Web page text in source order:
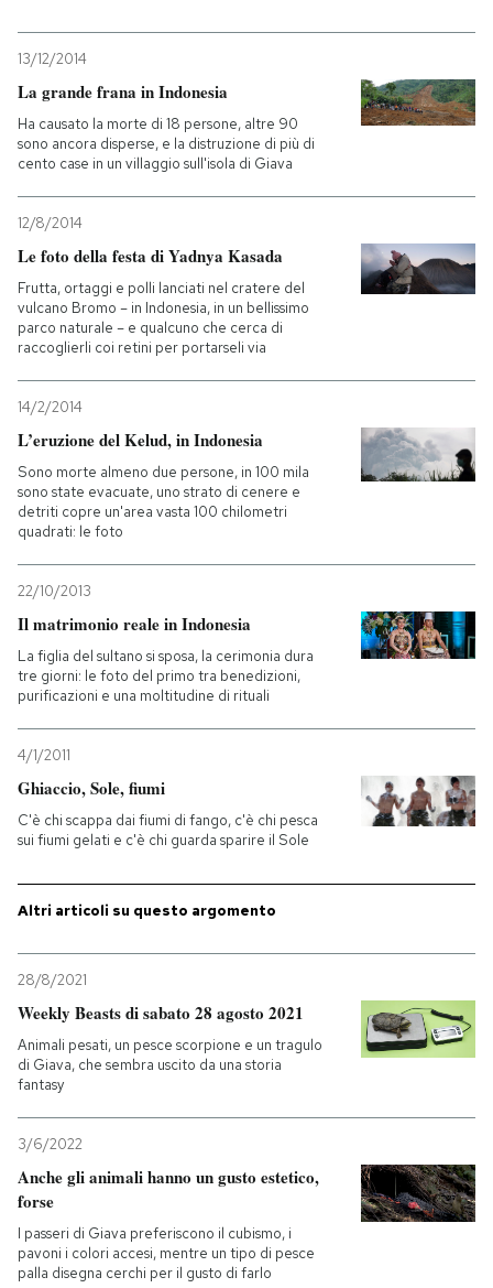
13/12/2014
La grande frana in Indonesia
Ha causato la morte di 18 persone, altre 90
sono ancora disperse, e la distruzione di più di
cento case in un villaggio sull'isola di Giava
12/8/2014
Le foto della festa di Yadnya Kasada
Frutta, ortaggi e polli lanciati nel cratere del
vulcano Bromo – in Indonesia, in un bellissimo
parco naturale – e qualcuno che cerca di
raccoglierli coi retini per portarseli via
14/2/2014
L’eruzione del Kelud, in Indonesia
Sono morte almeno due persone, in 100 mila
sono state evacuate, uno strato di cenere e
detriti copre un'area vasta 100 chilometri
quadrati: le foto
22/10/2013
Il matrimonio reale in Indonesia
La figlia del sultano si sposa, la cerimonia dura
tre giorni: le foto del primo tra benedizioni,
purificazioni e una moltitudine di rituali
4/1/2011
Ghiaccio, Sole, fiumi
C'è chi scappa dai fiumi di fango, c'è chi pesca
sui fiumi gelati e c'è chi guarda sparire il Sole
Altri articoli su questo argomento
28/8/2021
Weekly Beasts di sabato 28 agosto 2021
Animali pesati, un pesce scorpione e un tragulo
di Giava, che sembra uscito da una storia
fantasy
3/6/2022
Anche gli animali hanno un gusto estetico,
forse
I passeri di Giava preferiscono il cubismo, i
pavoni i colori accesi, mentre un tipo di pesce
palla disegna cerchi per il gusto di farlo